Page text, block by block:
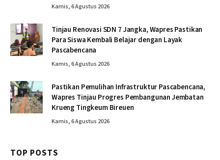
Kamis, 6 Agustus 2026
Tinjau Renovasi SDN 7 Jangka, Wapres Pastikan
Para Siswa Kembali Belajar dengan Layak
Pascabencana
Kamis, 6 Agustus 2026
Pastikan Pemulihan Infrastruktur Pascabencana,
Wapres Tinjau Progres Pembangunan Jembatan
Krueng Tingkeum Bireuen
Kamis, 6 Agustus 2026
TOP POSTS